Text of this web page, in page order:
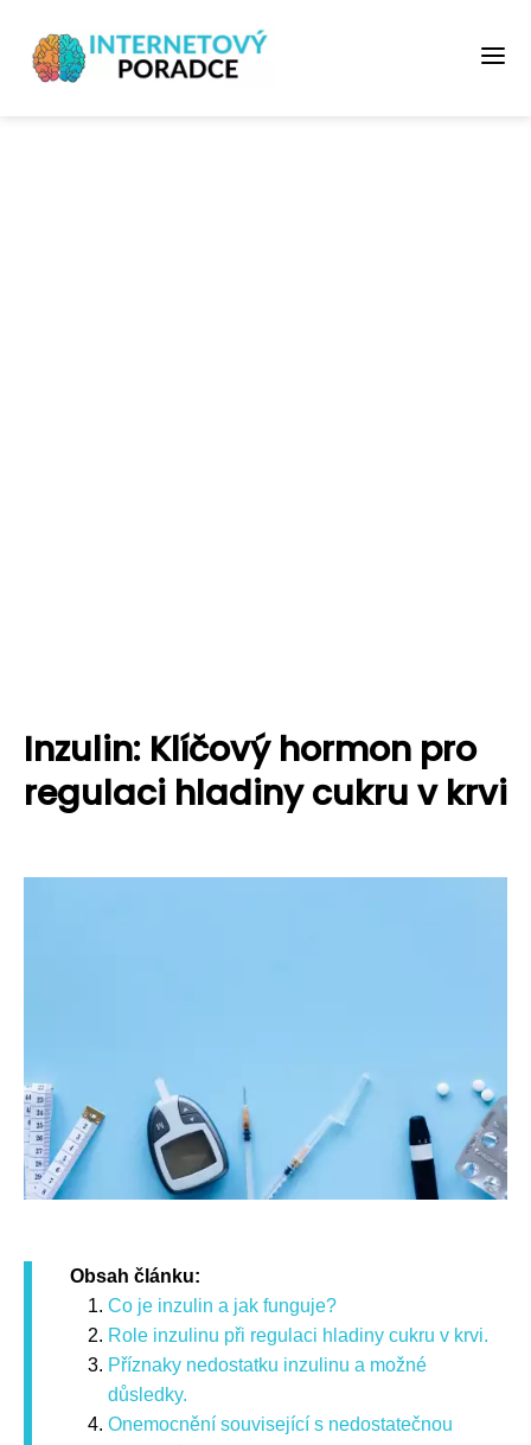
Inzulin: Klíčový hormon pro
regulaci hladiny cukru v krvi
Obsah článku:
Co je inzulin a jak funguje?
Role inzulinu při regulaci hladiny cukru v krvi.
Příznaky nedostatku inzulinu a možné
důsledky.
Onemocnění související s nedostatečnou